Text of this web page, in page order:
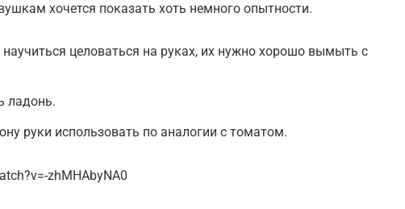
хочется показать хоть немного опытности.
целоваться на руках, их нужно хорошо вымыть с
ладонь.
руки использовать по аналогии с томатом.
zhMHAbyNA0